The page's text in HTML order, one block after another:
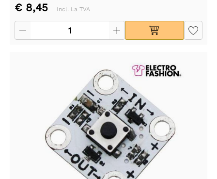
€ 8,45 Incl. La TVA